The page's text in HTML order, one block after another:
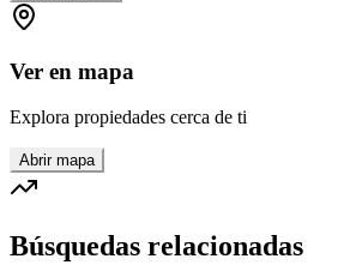
Ver en mapa
Explora propiedades cerca de ti
Abrir mapa
Búsquedas relacionadas